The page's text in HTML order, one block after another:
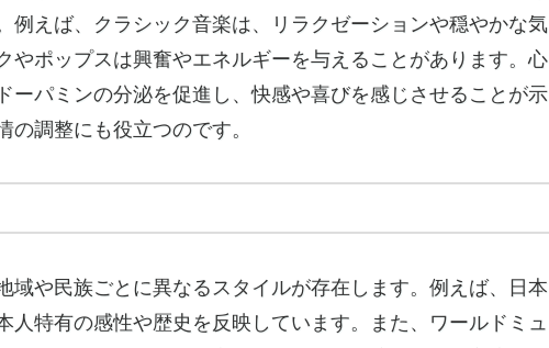
例えば、クラシック音楽は、リラクゼーションや穏やかな気
やポップスは興奮やエネルギーを与えることがあります。心
ーパミンの分泌を促進し、快感や喜びを感じさせることが示
調整にも役立つのです。
域や民族ごとに異なるスタイルが存在します。例えば、日本
人特有の感性や歴史を反映しています。また、ワールドミュ